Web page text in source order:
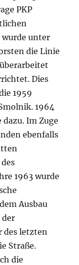
PKP
unter
die Linie
Dies
1959
1964
dazu. Im Zuge
ebenfalls
1963 wurde
Ausbau
der
des letzten
Straße.
die